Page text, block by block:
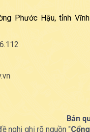
Phước Hậu, tỉnh Vĩnh
Bản
nghị ghi rõ nguồn "